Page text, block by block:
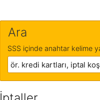
Ara
SSS içinde anahtar kelime